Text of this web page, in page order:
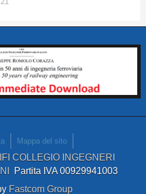
Mappa del sito
COLLEGIO INGEGNERI
Partita IVA 00929941003
Fastcom Group